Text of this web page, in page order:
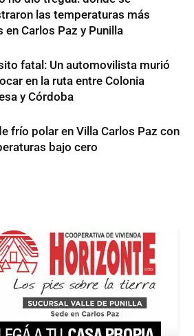
las temperaturas más
en Carlos Paz y Punilla
fatal: Un automovilista murió
en la ruta entre Colonia
y Córdoba
frío polar en Villa Carlos Paz con
bajo cero